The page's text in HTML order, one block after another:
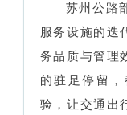
苏州公路
服务设施的迭
务品质与管理
的驻足停留
验，让交通出